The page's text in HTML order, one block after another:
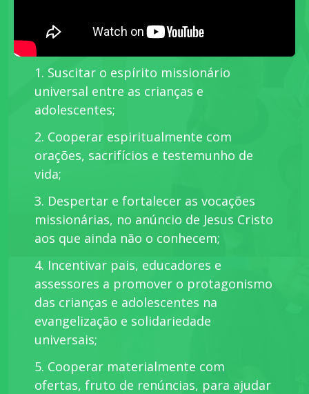
1. Suscitar o espírito missionário
universal entre as crianças e
adolescentes;
2. Cooperar espiritualmente com
orações, sacrifícios e testemunho de
vida;
3. Despertar e fortalecer as vocações
missionárias, no anúncio de Jesus Cristo
aos que ainda não o conhecem;
4. Incentivar pais, educadores e
assessores a promover o protagonismo
das crianças e adolescentes na
evangelização e solidariedade
universais;
5. Cooperar materialmente com
ofertas, fruto de renúncias, para ajudar